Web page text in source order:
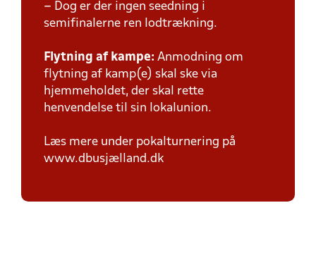
– Dog er der ingen seedning i
semifinalerne ren lodtrækning.
Flytning af kampe: Anmodning om
flytning af kamp(e) skal ske via
hjemmeholdet, der skal rette
henvendelse til sin lokalunion.
Læs mere under pokalturnering på
www.dbusjælland.dk